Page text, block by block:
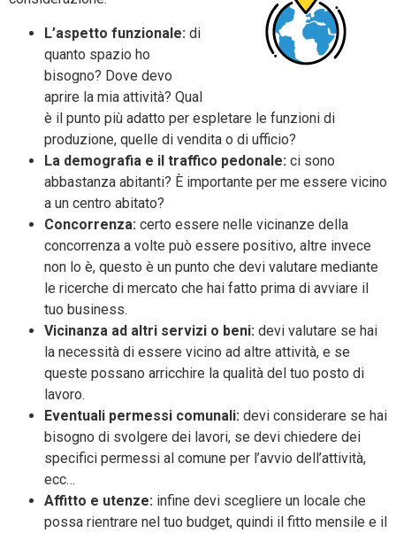
L’aspetto funzionale: di
quanto spazio ho
bisogno? Dove devo
aprire la mia attività? Qual
è il punto più adatto per espletare le funzioni di
produzione, quelle di vendita o di ufficio?
La demografia e il traffico pedonale: ci sono
abbastanza abitanti? È importante per me essere vicino
a un centro abitato?
Concorrenza: certo essere nelle vicinanze della
concorrenza a volte può essere positivo, altre invece
non lo è, questo è un punto che devi valutare mediante
le ricerche di mercato che hai fatto prima di avviare il
tuo business.
Vicinanza ad altri servizi o beni: devi valutare se hai
la necessità di essere vicino ad altre attività, e se
queste possano arricchire la qualità del tuo posto di
lavoro.
Eventuali permessi comunali: devi considerare se hai
bisogno di svolgere dei lavori, se devi chiedere dei
specifici permessi al comune per l’avvio dell’attività,
ecc…
Affitto e utenze: infine devi scegliere un locale che
possa rientrare nel tuo budget, quindi il fitto mensile e il